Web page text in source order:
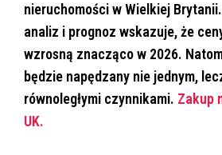
nieruchomości w Wielkiej
analiz i prognoz wskazuje, że
wzrosną znacząco w 2026.
będzie napędzany nie jednym,
równoległymi czynnikami. Zakup
UK.